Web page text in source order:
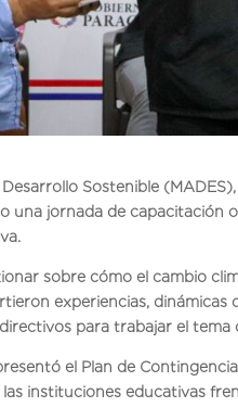
Sostenible
una jornada de capacitación
sobre cómo el cambio
experiencias,
para trabajar el tema
el Plan de
instituciones educativas